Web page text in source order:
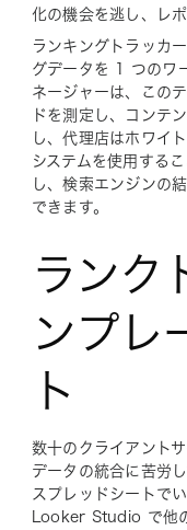
化の機会を逃し、レ
ランキングトラッカ
グデータを 1 つのワ
ネージャーは、この
ドを測定し、コンテ
し、代理店はホワイ
システムを使用する
し、検索エンジンの
できます。
ランク
ンプレ
ト
数十のクライアント
データの統合に苦労
スプレッドシートで
Looker Studio で他